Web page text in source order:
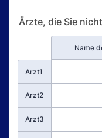
Ärzte, die Sie
Name
Arzt1
Arzt2
Arzt3